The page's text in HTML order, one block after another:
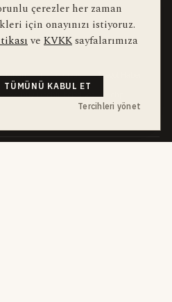
Kullanım Şartları
taban trafik-kazasi
İnegöl Haber
çerezler her zaman
için onayınızı istiyoruz.
ve KVKKsayfalarımıza
TÜMÜNÜ KABUL ET
Tercihleri yönet